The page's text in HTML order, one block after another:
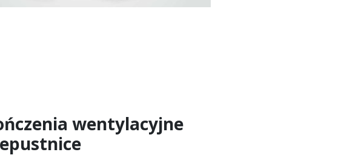
wentylacyjne